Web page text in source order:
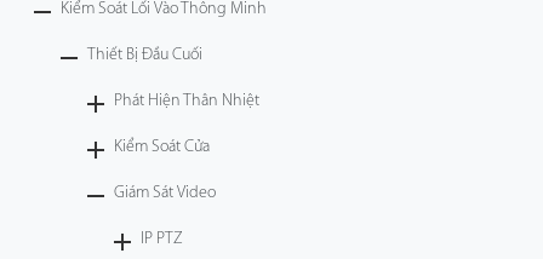
Armatura
Kiểm Soát Lối Vào Thông Minh
Thiết Bị Đầu Cuối
Phát Hiện Thân Nhiệt
Kiểm Soát Cửa
Giám Sát Video
IP PTZ